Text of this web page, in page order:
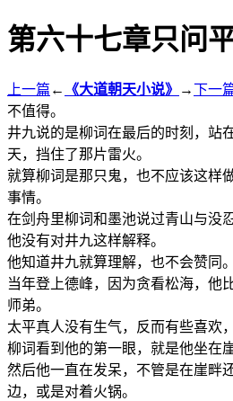
第六十七章只问
上一篇 ← 《大道朝天小说》 →下一
不值得。
井九说的是柳词在最后的时刻，站
天，挡住了那片雷火。
就算柳词是那只鬼，也不应该这样
事情。
在剑舟里柳词和墨池说过青山与没
他没有对井九这样解释。
他知道井九就算理解，也不会赞同。
当年登上德峰，因为贪看松海，他
师弟。
太平真人没有生气，反而有些喜欢
柳词看到他的第一眼，就是他坐在
然后他一直在发呆，不管是在崖畔
边，或是对着火锅。